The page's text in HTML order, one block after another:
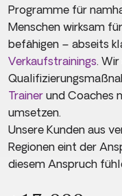
Programme für
Menschen wirksam
befähigen – abseits
Verkaufstrainings.
Trainer und Coaches
umsetzen.
Unsere Kunden aus
Regionen eint der
diesem Anspruch